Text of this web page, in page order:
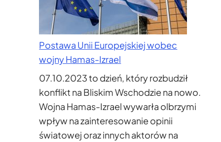
–
spotkanie
z
Postawa Unii Europejskiej wobec
wojny Hamas-Izrael
07.10.2023 to dzień, który rozbudził
konflikt na Bliskim Wschodzie na nowo.
Wojna Hamas-Izrael wywarła olbrzymi
wpływ na zainteresowanie opinii
światowej oraz innych aktorów na